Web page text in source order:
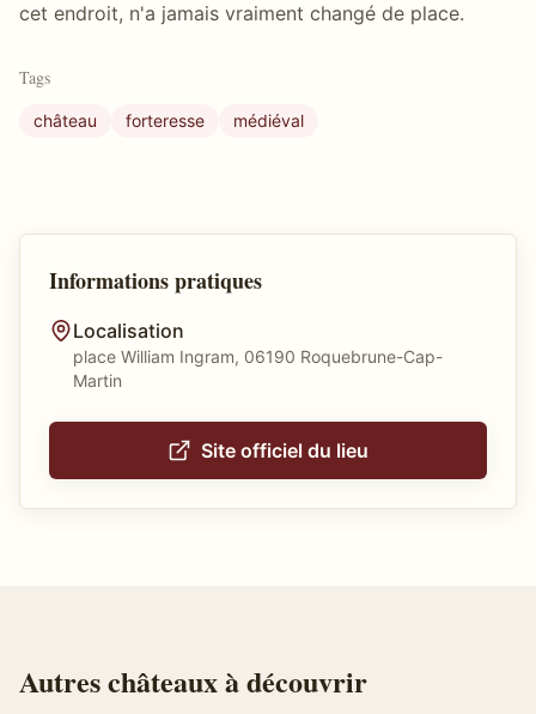
cet endroit, n'a jamais vraiment changé de place.
Tags
château forteresse médiéval
Informations pratiques
Localisation
place William Ingram, 06190 Roquebrune-Cap-
Martin
Site officiel du lieu
Autreschâteauxà découvrir